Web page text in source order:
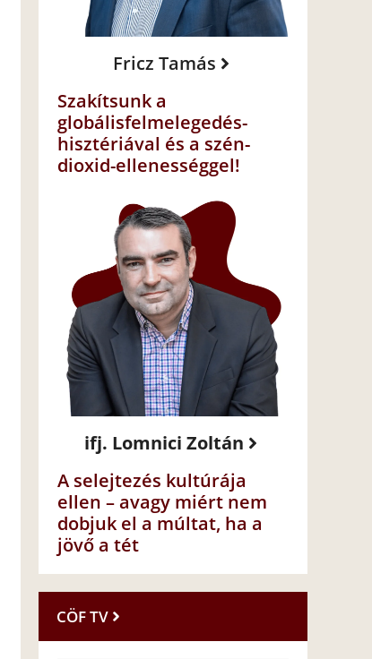
Fricz Tamás
Szakítsunk a
globálisfelmelegedés-
hisztériával és a szén-
dioxid-ellenességgel!
ifj. Lomnici Zoltán
A selejtezés kultúrája
ellen – avagy miért nem
dobjuk el a múltat, ha a
jövő a tét
CÖF TV